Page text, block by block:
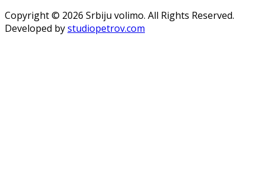
Copyright © 2026 Srbiju volimo. All Rights Reserved.
Developed bystudiopetrov.com